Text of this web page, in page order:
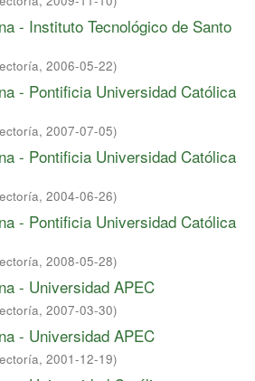
- Instituto Tecnológico de Santo
, 2006-05-22)
- Pontificia Universidad Católica
, 2007-07-05)
- Pontificia Universidad Católica
, 2004-06-26)
- Pontificia Universidad Católica
, 2008-05-28)
- Universidad APEC
, 2007-03-30)
- Universidad APEC
, 2001-12-19)